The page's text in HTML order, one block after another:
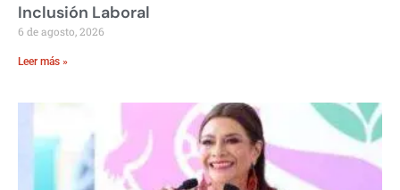
Inclusión Laboral
6 de agosto, 2026
Leer más »